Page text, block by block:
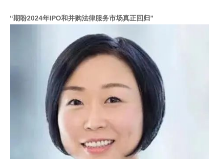
“期盼2024年IPO和并购法律服务市场真正回归”